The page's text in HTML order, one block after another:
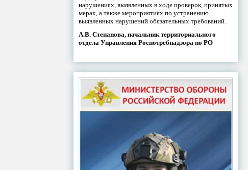
нарушениях, выявленных в ходе проверок, принятых
мерах, а также мероприятиях по устранению
выявленных нарушений обязательных требований.
А.В. Степанова, начальник территориального
отдела Управления Роспотребнадзора по РО